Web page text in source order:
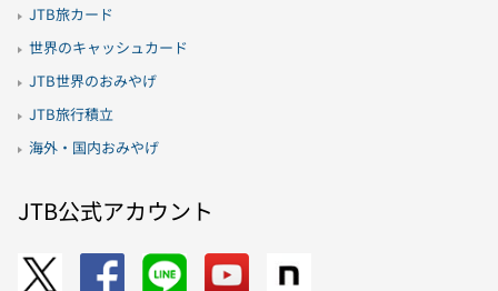
JTB旅カード
世界のキャッシュカード
JTB世界のおみやげ
JTB旅行積立
海外・国内おみやげ
JTB公式アカウント